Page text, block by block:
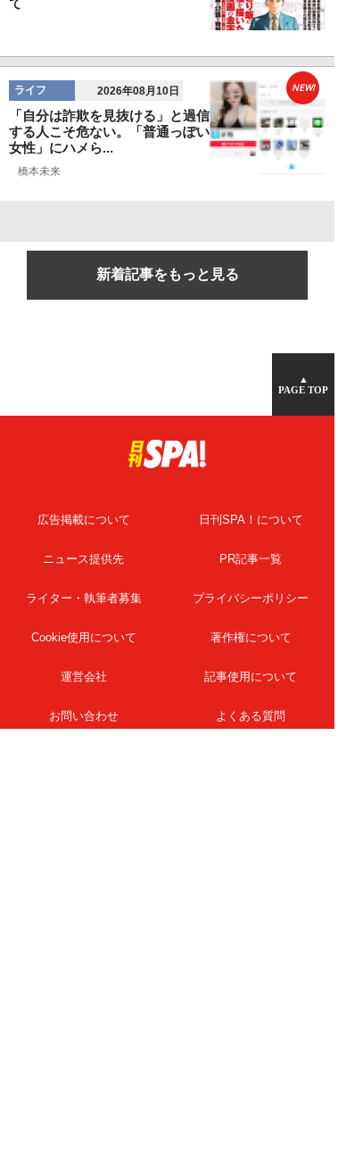
て
ライフ 2026年08月10日
「自分は詐欺を見抜ける」と過信
する人こそ危ない。「普通っぽい
女性」にハメら...
橋本未来
NEW!
新着記事をもっと見る
▲
PAGE TOP
広告掲載について 日刊SPA！について
ニュース提供先 PR記事一覧
ライター・執筆者募集 プライバシーポリシー
Cookie使用について 著作権について
運営会社 記事使用について
お問い合わせ よくある質問